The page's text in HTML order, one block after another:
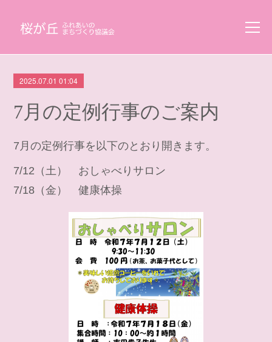
2025.07.01 01:04
7月の定例行事のご案内
7月の定例行事を以下のとおり開きます。
7/12（土） おしゃべりサロン
7/18（金） 健康体操